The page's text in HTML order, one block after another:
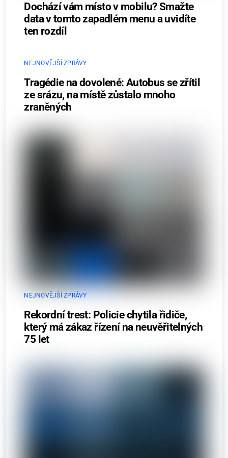
Dochází vám místo v mobilu? Smažte
data v tomto zapadlém menu a uvidíte
ten rozdíl
NEJNOVĚJŠÍ ZPRÁVY
Tragédie na dovolené: Autobus se zřítil
ze srázu, na místě zůstalo mnoho
zraněných
NEJNOVĚJŠÍ ZPRÁVY
Rekordní trest: Policie chytila řidiče,
který má zákaz řízení na neuvěřitelných
75 let